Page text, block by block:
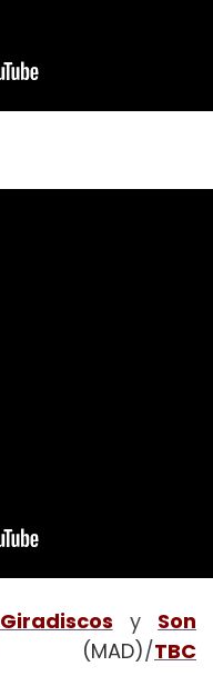
Giradiscos y Son
(MAD)/TBC